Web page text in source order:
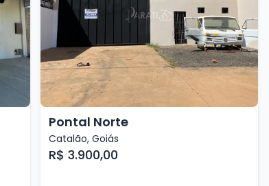
Pontal Norte
Catalão,Goiás
R$ 3.900,00